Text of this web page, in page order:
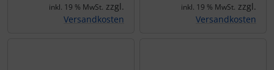
inkl. 19 % MwSt. zzgl.
Versandkosten
inkl. 19 % MwSt. zzgl.
Versandkosten